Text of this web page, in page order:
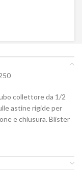
collettore da 1/2
astine rigide per
e chiusura. Blister